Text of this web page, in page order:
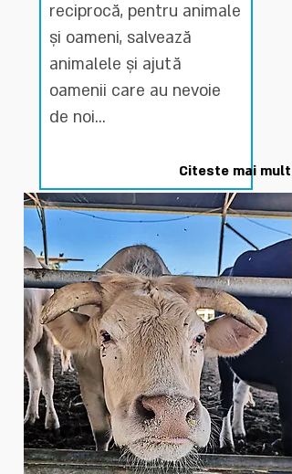
reciprocă, pentru animale
și oameni, salvează
animalele și ajută
oamenii care au nevoie
de noi...
Citeste mai mult